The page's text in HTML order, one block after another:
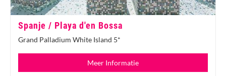
Spanje / Playa d'en Bossa
Grand Palladium White Island 5*
Meer Informatie